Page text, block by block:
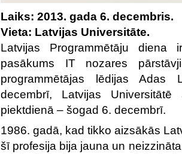
Laiks: 2013. gada 6. decembris.
Vieta: Latvijas Universitāte.
Latvijas Programmētāju
pasākums IT nozares
programmētājas lēdijas Adas
decembrī, Latvijas
piektdienā – šogad 6. decembrī.
1986. gadā, kad tikko aizsākās
šī profesija bija jauna un